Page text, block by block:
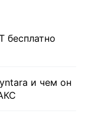
бесплатно
и чем он